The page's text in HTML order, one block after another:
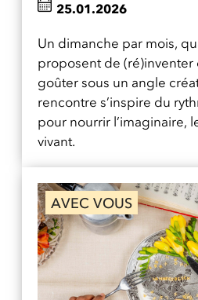
Un dimanche par mois,
proposent de (ré)inventer
goûter sous un angle
rencontre s’inspire du
pour nourrir l’imaginaire,
vivant.
25.01.2026
AVEC VOUS